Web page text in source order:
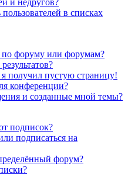
и недругов?
в списках
форуму или форумам?
я получил пустую страницу!
конференции?
и созданные мной темы?
подписок?
подписаться на
форум?